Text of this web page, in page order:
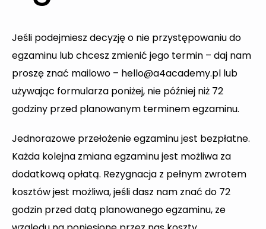
Jeśli podejmiesz decyzję o nie przystępowaniu do
egzaminu lub chcesz zmienić jego termin – daj nam
proszę znać mailowo – hello@a4academy.pl lub
używając formularza poniżej, nie później niż 72
godziny przed planowanym terminem egzaminu.
Jednorazowe przełożenie egzaminu jest bezpłatne.
Każda kolejna zmiana egzaminu jest możliwa za
dodatkową opłatą. Rezygnacja z pełnym zwrotem
kosztów jest możliwa, jeśli dasz nam znać do 72
godzin przed datą planowanego egzaminu, ze